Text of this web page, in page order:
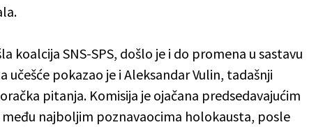
koalcija SNS-SPS, došlo je i do promena u sastavu
učešće pokazao je i Aleksandar Vulin, tadašnji
pitanja. Komisija je ojačana predsedavajućim
najboljim poznavaocima holokausta, posle